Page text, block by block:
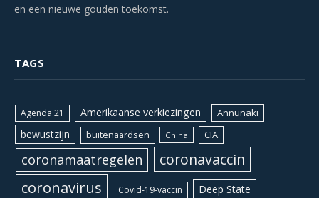
en een nieuwe gouden toekomst.
TAGS
Agenda 21 Amerikaanse verkiezingen Annunaki
bewustzijn buitenaardsen China CIA
coronamaatregelen coronavaccin
coronavirus Covid-19-vaccin Deep State